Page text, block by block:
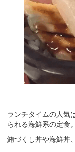
ランチタイムの人気
られる海鮮系の定食。
鮪づくし丼や海鮮丼